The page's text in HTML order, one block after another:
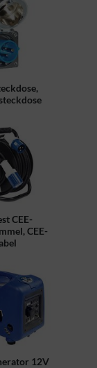
CEE-
CEE-
12V